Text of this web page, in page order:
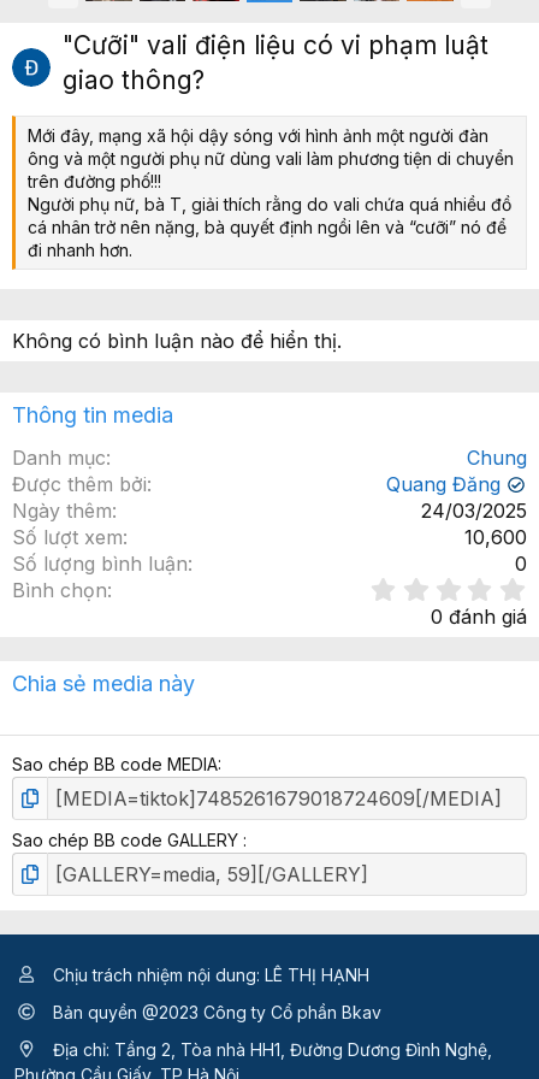
c
p
"Cưỡi" vali điện liệu có vi phạm luật
giao thông?
Mới đây, mạng xã hội dậy sóng với hình ảnh một người đàn
ông và một người phụ nữ dùng vali làm phương tiện di chuyển
trên đường phố!!!
Người phụ nữ, bà T, giải thích rằng do vali chứa quá nhiều đồ
cá nhân trở nên nặng, bà quyết định ngồi lên và “cưỡi” nó để
đi nhanh hơn.
Không có bình luận nào để hiển thị.
Thông tin media
Danh mục
Chung
Được thêm bởi
Quang Đăng ✔
Ngày thêm
24/03/2025
Số lượt xem
10,600
Số lượng bình luận
0
Bình chọn
.
0
g
0 đánh giá
Chia sẻ media này
Sao chép BB code MEDIA
Sao chép BB code GALLERY
Chịu trách nhiệm nội dung: LÊ THỊ HẠNH
Bản quyền @2023 Công ty Cổ phần Bkav
Địa chỉ: Tầng 2, Tòa nhà HH1, Đường Dương Đình Nghệ,
Phường Cầu Giấy, TP Hà Nội